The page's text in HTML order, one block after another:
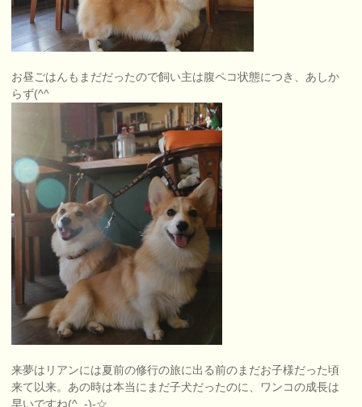
お昼ごはんもまだだったので飼い主は腹ペコ状態につき、あしか
らず(^^ゞ
来夢はリアンには夏前の修行の旅に出る前のまだお子様だった頃
来て以来。あの時は本当にまだ子犬だったのに、ワンコの成長は
早いですね(^_-)-☆